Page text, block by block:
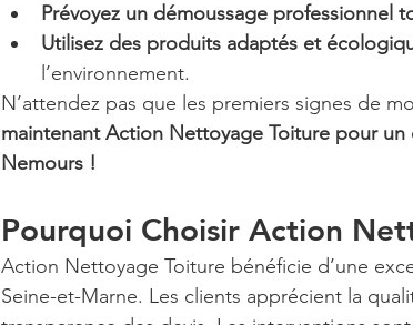
Prévoyez un démoussage professionnel
Utilisez des produits adaptés et
l’environnement.
N’attendez pas que les premiers signes de
maintenant Action Nettoyage Toiture pour
Nemours !
Pourquoi Choisir Action
Action Nettoyage Toiture bénéficie d’une
Seine-et-Marne. Les clients apprécient la